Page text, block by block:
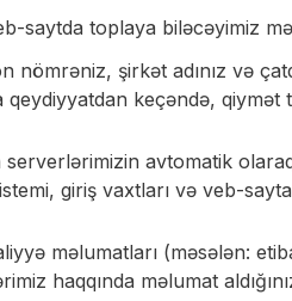
saytda toplaya biləcəyimiz
şirkət adınız və
keçəndə, qiymət
avtomatik
giriş vaxtları və veb-
məlumatları (məsələn:
haqqında məlumat